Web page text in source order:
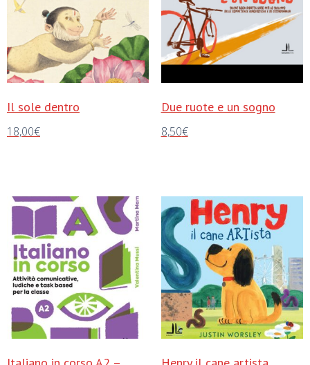
Il sole dentro
18,00€
Due ruote e un sogno
8,50€